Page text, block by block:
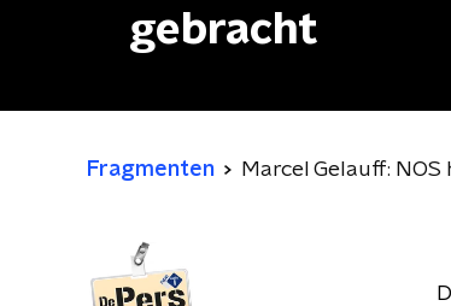
gebracht
Fragmenten Marcel Gelauff: